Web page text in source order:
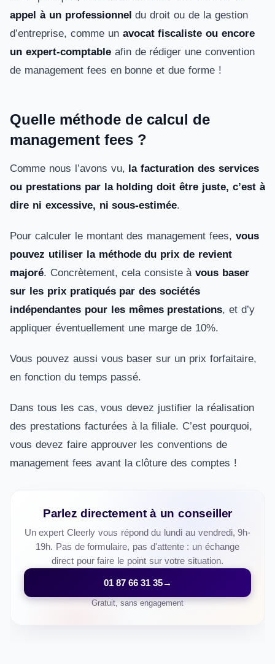
appel à un professionnel du droit ou de la gestion
d’entreprise, comme un avocat fiscaliste ou encore
un expert-comptableafin de rédiger une convention
de management fees en bonne et due forme !
Quelle méthode de calcul de
management fees ?
Comme nous l’avons vu, la facturation des services
ou prestations par la holding doit être juste, c’est à
dire ni excessive, ni sous-estimée.
Pour calculer le montant des management fees, vous
pouvez utiliser la méthode du prix de revient
majoré. Concrètement, cela consiste àvous baser
sur les prix pratiqués par des sociétés
indépendantes pour les mêmes prestations, et d’y
appliquer éventuellement une marge de 10%.
Vous pouvez aussi vous baser sur un prix forfaitaire,
en fonction du temps passé.
Dans tous les cas, vous devez justifier la réalisation
des prestations facturées à la filiale. C’est pourquoi,
vous devez faire approuver les conventions de
management fees avant la clôture des comptes !
Parlez directement à un conseiller
Un expert Cleerly vous répond du lundi au vendredi, 9h-
19h. Pas de formulaire, pas d'attente : un échange
direct pour faire le point sur votre situation.
01 87 66 31 35→
Gratuit, sans engagement